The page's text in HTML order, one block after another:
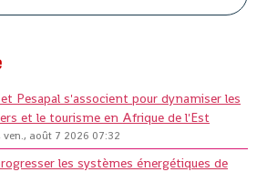
Pesapal s'associent pour dynamiser les
et le tourisme en Afrique de l'Est
ven., août 7 2026 07:32
les systèmes énergétiques de